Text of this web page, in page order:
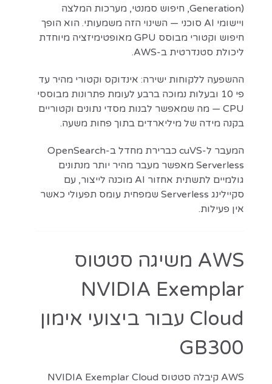
Generation), חיפוש סמנטי, מערכות המלצה
ויישומי AI סוכני — השינוי הזה משמעותי. הוא הופך
חיפוש וקטורי מבוסס GPU מאופטימיזציה מיוחדת
ליכולת סטנדרטית ב-AWS.
ההשפעה ללקוחות ישירה: אינדוקס וקטורי מהיר עד
פי 10 ובעלות נמוכה ברבע לעומת פתרונות מבוססי
CPU — מה שמאפשר לבנות מסדי נתונים וקטוריים
בקנה מידה של מיליארדים בתוך פחות משעה.
המעבר ל-cuVS כברירת מחדל ב-OpenSearch
Serverless מאפשר מעבר מהיר יותר מנתונים
גולמיים לתשתית אחזור AI מוכנה לייצור, עם
סקיילינג Serverless שמפחית עומס תפעולי כאשר
אין פעילות.
AWS משיגה סטטוס
NVIDIA Exemplar
Cloud עבור ביצועי אימון
GB300
AWS קיבלה סטטוס NVIDIA Exemplar Cloud